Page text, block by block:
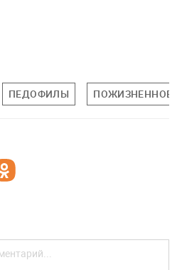
ПЕДОФИЛЫ ПОЖИЗНЕННОЕ